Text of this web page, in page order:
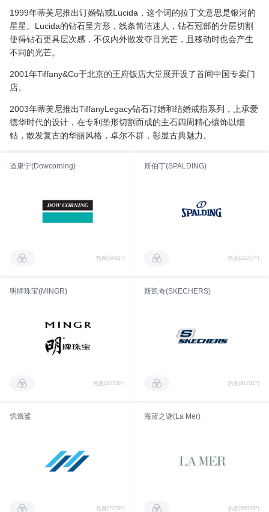
1999年蒂芙尼推出订婚钻戒Lucida，这个词的拉丁文意思是银河的
星星。Lucida的钻石呈方形，线条简洁迷人，钻石冠部的分层切割
使得钻石更具层次感，不仅内外散发夺目光芒，且移动时也会产生
不同的光芒。
2001年Tiffany&Co于北京的王府饭店大堂展开设了首间中国专卖门
店。
2003年蒂芙尼推出TiffanyLegacy钻石订婚和结婚戒指系列，上承爱
德华时代的设计，在专利垫形切割而成的主石四周精心镶饰以细
钻，散发复古的华丽风格，卓尔不群，彰显古典魅力。
道康宁(Dowcorning)
热度(5491°)
斯伯丁(SPALDING)
热度(22277°)
明牌珠宝(MINGR)
热度(20708°)
斯凯奇(SKECHERS)
热度(91781°)
饥饿鲨
热度(7279°)
海蓝之谜(La Mer)
热度(56079°)